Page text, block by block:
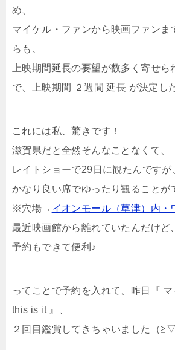
め、
マイケル・ファンから映画ファンま
らも、
上映期間延長の要望が数多く寄せら
で、上映期間 ２週間 延長 が決定し
これには私、驚きです！
滋賀県だと全然そんなことなくて、
レイトショーで29日に観たんですが
かなり良い席でゆったり観ることが
※穴場→ イオンモール（草津）内・
最近映画館から離れていたんだけど、
予約もできて便利♪
ってことで予約を入れて、昨日『
this is it 』、
２回目鑑賞してきちゃいました（